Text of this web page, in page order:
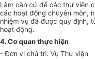
Làm căn cứ để các thư viện
các hoạt động chuyên môn,
nhiệm vụ đã được quy định,
hoạt động.
4. Cơ quan thực hiện
- Đơn vị chủ trì: Vụ Thư viện